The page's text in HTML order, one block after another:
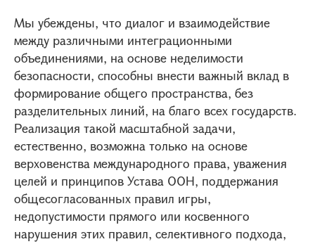
Мы убеждены, что диалог и взаимодействие
между различными интеграционными
объединениями, на основе неделимости
безопасности, способны внести важный вклад в
формирование общего пространства, без
разделительных линий, на благо всех государств.
Реализация такой масштабной задачи,
естественно, возможна только на основе
верховенства международного права, уважения
целей и принципов Устава ООН, поддержания
общесогласованных правил игры,
недопустимости прямого или косвенного
нарушения этих правил, селективного подхода,